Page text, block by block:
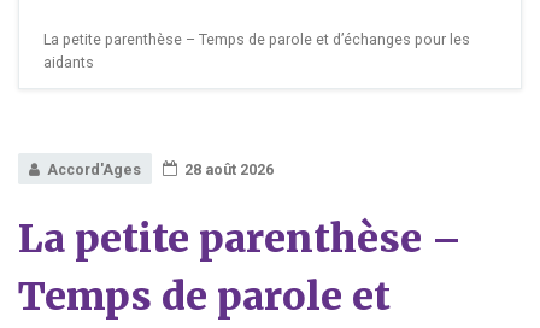
La petite parenthèse – Temps de parole et d’échanges pour les
aidants
Accord'Ages 28 août 2026
La petite parenthèse –
Temps de parole et